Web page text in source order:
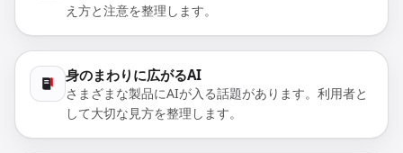
え方と注意を整理します。
身のまわりに広がるAI
さまざまな製品にAIが入る話題があります。利用者と
して大切な見方を整理します。